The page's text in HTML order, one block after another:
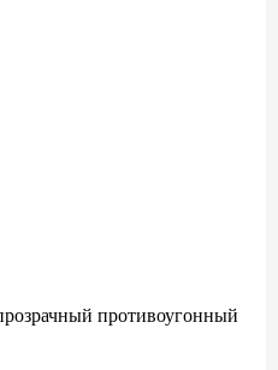
противоугонный